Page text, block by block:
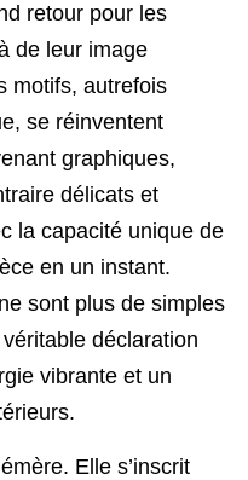
retour pour les
de leur image
motifs, autrefois
se réinventent
graphiques,
délicats et
la capacité unique de
en un instant.
ne sont plus de simples
déclaration
vibrante et un
Elle s’inscrit